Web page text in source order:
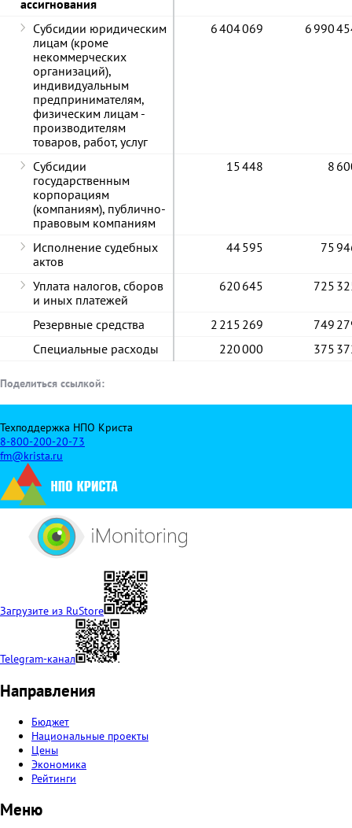
ассигнования
Субсидии юридическим
лицам (кроме
некоммерческих
организаций),
индивидуальным
предпринимателям,
физическим лицам -
производителям
товаров, работ, услуг
Субсидии
государственным
корпорациям
(компаниям), публично-
правовым компаниям
Исполнение судебных
актов
Уплата налогов, сборов
и иных платежей
Резервные средства
Специальные расходы
6 404 069 6 990
15 448 8
44 595 75
620 645 725
2 215 269
749
220 000
375
Поделиться ссылкой:
Техподдержка НПО Криста
8-800-200-20-73
fm@krista.ru
Загрузите из RuStore
Telegram-канал
Направления
Бюджет
Национальные проекты
Цены
Экономика
Рейтинги
Меню